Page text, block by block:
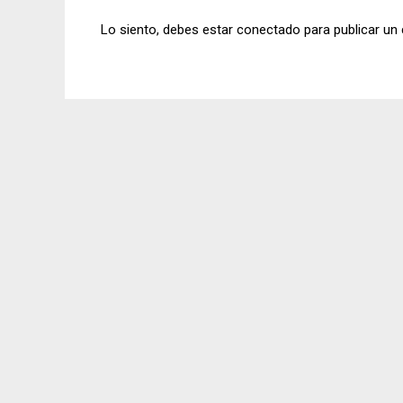
Lo siento, debes estar conectado para publicar un